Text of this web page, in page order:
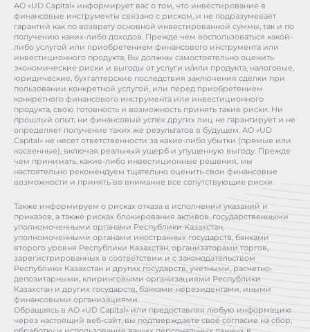
АО «UD Capital» информирует вас о том, что инвестирование в
финансовые инструменты связано с риском, и не подразумевает
гарантий как по возврату основной инвестированной суммы, так и по
получению каких-либо доходов. Прежде чем воспользоваться какой-
либо услугой или приобретением финансового инструмента или
инвестиционного продукта, Вы должны самостоятельно оценить
экономические риски и выгоды от услуги и/или продукта, налоговые,
юридические, бухгалтерские последствия заключения сделки при
пользовании конкретной услугой, или перед приобретением
конкретного финансового инструмента или инвестиционного
продукта, свою готовность и возможность принять такие риски. Ни
прошлый опыт, ни финансовый успех других лиц не гарантирует и не
определяет получение таких же результатов в будущем. АО «UD
Capital» не несет ответственности за какие-либо убытки (прямые или
косвенные), включая реальный ущерб и упущенную выгоду. Прежде
чем принимать, какие-либо инвестиционные решения, мы
настоятельно рекомендуем тщательно оценить свои финансовые
возможности и принять во внимание все сопутствующие риски.
Также информируем о рисках отказа в исполнении указаний и
приказов, а также рисках блокирования активов, государственными
уполномоченными органами Республики Казахстан,
уполномоченными органами иностранных государств, банками
второго уровня Республики Казахстан, организаторами торгов,
зарегистрированных в соответствии и с законодательством
Республики Казахстан и других государств, учетными, расчетно-
депозитарными, клиринговыми организациями Республики
Казахстан и других государств, банками-нерезидентами, иными
финансовыми организациями.
Обращаясь в АО «UD Capital» или предоставляя любую информацию
через настоящий веб-сайт, вы подтверждаете своё согласие на сбор,